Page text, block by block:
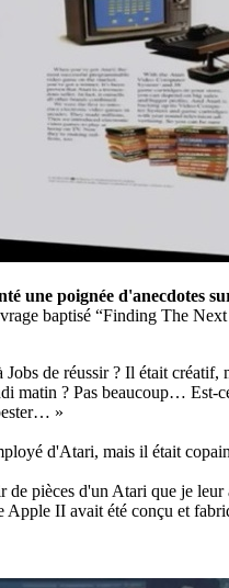
une poignée d'anecdotes
baptisé “Finding The
de réussir ? Il était
matin ? Pas beaucoup… Est-
»
d'Atari, mais il était
pièces d'un Atari que je
Apple II avait été conçu et